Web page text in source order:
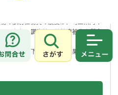
お問合せ
さがす
故による放射性物質の県内農畜産物
ており、調査結果は健康被害を懸念
ては、以下のとおりの結果となって